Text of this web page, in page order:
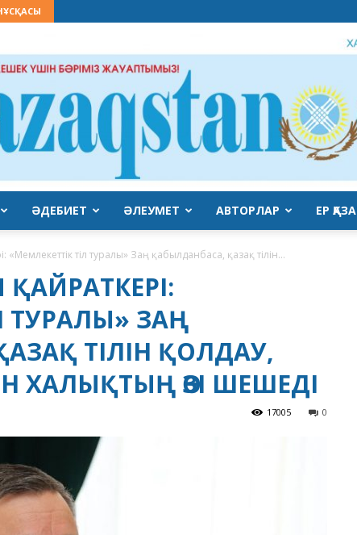
DAUIRI
ӘДЕБИЕТ ӘЛЕУМЕТ АВТОРЛАР ЕР ҚАЗАҚ
«Мемлекеттік тіл туралы» Заң қабылданбаса, қазақ тілін...
ТУРАЛЫ» ЗАҢ
ТІЛІН ҚОЛДАУ,
ХАЛЫҚТЫҢ ӨЗІ ШЕШЕДІ
0
17005